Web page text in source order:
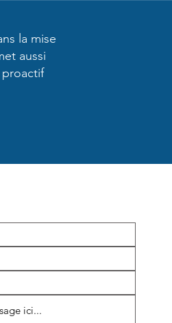
la mise
aussi
proactif